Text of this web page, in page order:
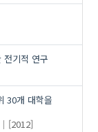
전기적 연구
30개 대학을
[2012]